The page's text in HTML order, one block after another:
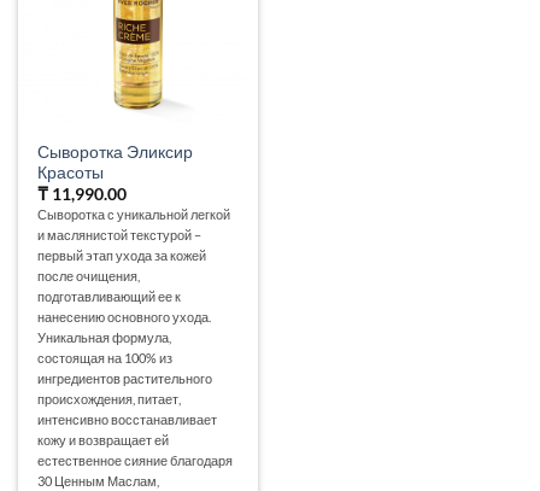
Сыворотка Эликсир
Красоты
₸ 11,990.00
Сыворотка с уникальной легкой
и маслянистой текстурой –
первый этап ухода за кожей
после очищения,
подготавливающий ее к
нанесению основного ухода.
Уникальная формула,
состоящая на 100% из
ингредиентов растительного
происхождения, питает,
интенсивно восстанавливает
кожу и возвращает ей
естественное сияние благодаря
30 Ценным Маслам,